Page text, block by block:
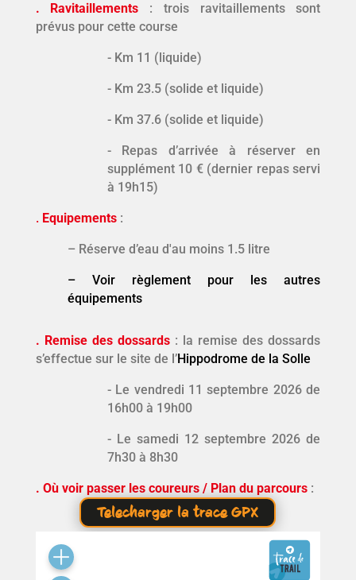
. Ravitaillements : trois ravitaillements sont
prévus pour cette course
- Km 11 (liquide)
- Km 23.5 (solide et liquide)
- Km 37.6 (solide et liquide)
- Repas d’arrivée à réserver en
supplément 10 € (dernier repas servi
à 19h15)
. Equipements :
– Réserve d’eau d'au moins 1.5 litre
–Voir règlement pour les autres
équipements
. Remise des dossards: la remise des dossards
s’effectue sur le site de l’Hippodrome de la Solle
- Le vendredi 11 septembre 2026 de
16h00 à 19h00
- Le samedi 12 septembre 2026 de
7h30 à 8h30
. Où voir passer les coureurs / Plan du parcours :
Telecharger la trace GPX